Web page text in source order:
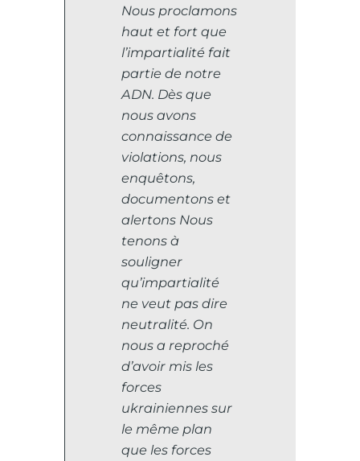
Nous proclamons
haut et fort que
l’impartialité fait
partie de notre
ADN. Dès que
nous avons
connaissance de
violations, nous
enquêtons,
documentons et
alertons Nous
tenons à
souligner
qu’impartialité
ne veut pas dire
neutralité. On
nous a reproché
d’avoir mis les
forces
ukrainiennes sur
le même plan
que les forces